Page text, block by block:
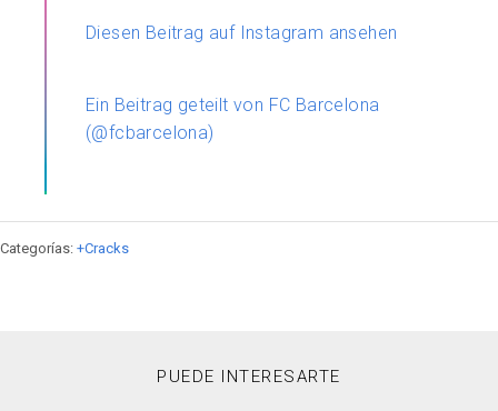
Diesen Beitrag auf Instagram ansehen
Ein Beitrag geteilt von FC Barcelona
(@fcbarcelona)
Categorías: +Cracks
PUEDE INTERESARTE